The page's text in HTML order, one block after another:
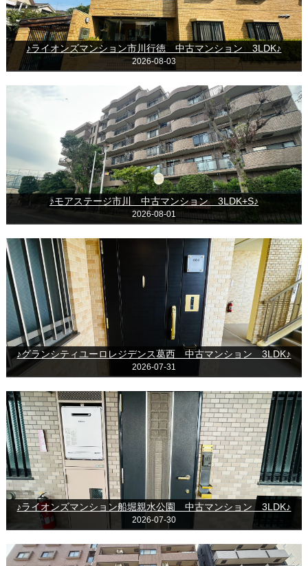
♪ライオンズマンション市川行徳 中古マンション 3LDK♪
2026-08-03
♪モアステージ市川 中古マンション 3LDK+S♪
2026-08-01
♪グランシティユーロレジデンス葛西 中古マンション 3LDK♪
2026-07-31
♪ライオンズマンション船堀親水公園 中古マンション 3LDK♪
2026-07-30